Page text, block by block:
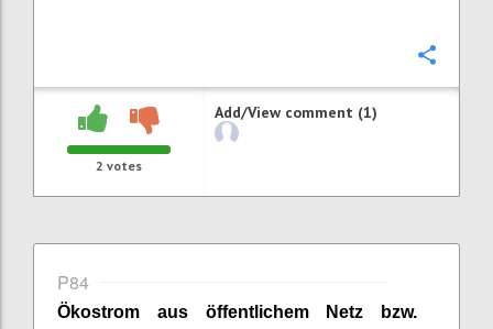
2 votes
Add/View comment (1)
P84
Ökostrom aus öffentlichem Netz bzw.